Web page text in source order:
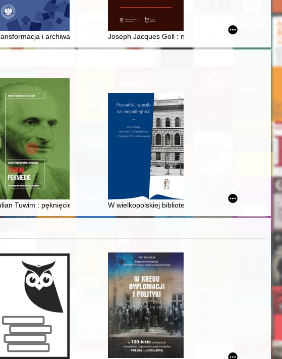
Średnim i archiwa : od tajnych do jawnych akt komunistycznych służb
Joseph Jacques Goll : nieznany dowódca inżynierów
of Constitutional and Legal History. [Vol.] 13, issue 2 (2020)
Tuwim : pęknięcie W wielkopolskiej bibliotece : polskie wydawnictwa w